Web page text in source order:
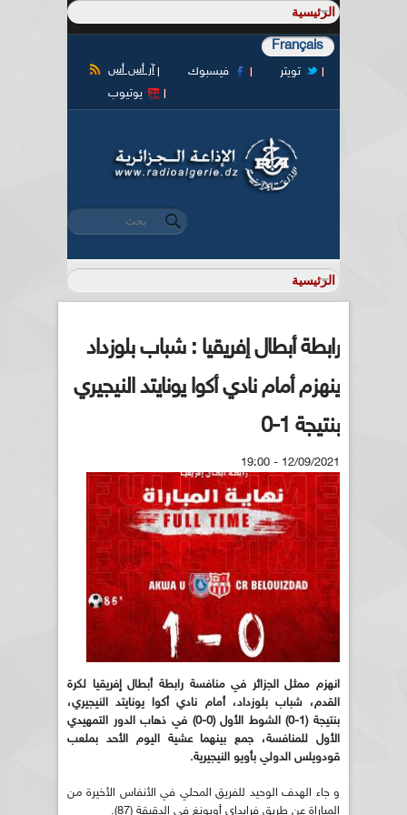
Français
آر أس أس فيسبوك
تويتر
يوتيوب
استمارة البحث
‏بحث ‏
رابطة أبطال إفريقيا : شباب بلوزداد
ينهزم أمام نادي أكوا يونايتد النيجيري
بنتيجة 1-0
12/09/2021 - 19:00
انهزم ممثل الجزائر في منافسة رابطة أبطال إفريقيا لكرة
القدم، شباب بلوزداد، أمام نادي أكوا يونايتد النيجيري،
بنتيجة (1-0) الشوط الأول (0-0) في ذهاب الدور التمهيدي
الأول للمنافسة، جمع بينهما عشية اليوم الأحد بملعب
قودويلس الدولي بأويو النيجيرية.
و جاء الهدف الوحيد للفريق المحلي في الأنفاس الأخيرة من
المباراة عن طريق فرايداي أوبونغ في الدقيقة (87).